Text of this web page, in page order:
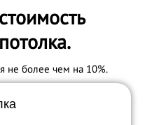
не более чем на 10%.